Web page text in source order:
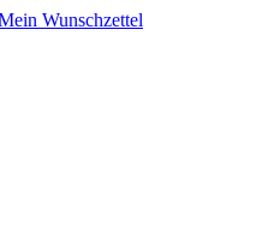
Wunschzettel